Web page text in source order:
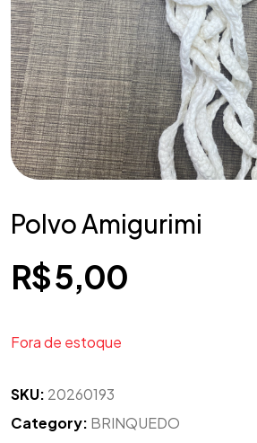
Polvo Amigurimi
R$5,00
Fora de estoque
SKU: 20260193
Category: BRINQUEDO